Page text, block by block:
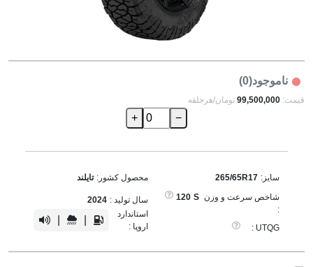
ناموجود(0)
قیمت: 99,500,000 تومان/هرحلقه
−
+
سایز: 265/65R17
شاخص سرعت و وزن
:
S
120
UTQG :
محصول کشور: تایلند
سال تولید : 2024
استاندارد
اروپا :